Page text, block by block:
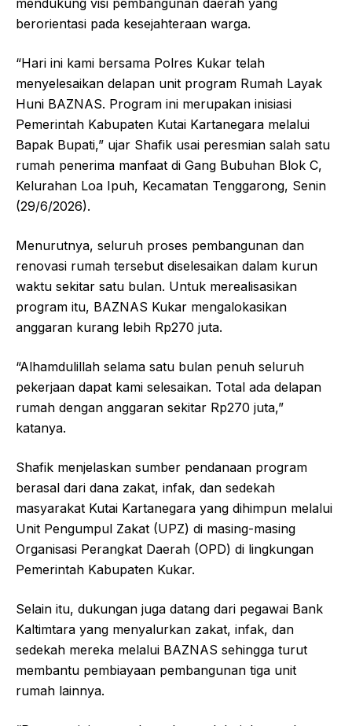
berorientasi pada kesejahteraan warga.
“Hari ini kami bersama Polres Kukar telah
menyelesaikan delapan unit program Rumah Layak
Huni BAZNAS. Program ini merupakan inisiasi
Pemerintah Kabupaten Kutai Kartanegara melalui
Bapak Bupati,” ujar Shafik usai peresmian salah satu
rumah penerima manfaat di Gang Bubuhan Blok C,
Kelurahan Loa Ipuh, Kecamatan Tenggarong, Senin
(29/6/2026).
Menurutnya, seluruh proses pembangunan dan
renovasi rumah tersebut diselesaikan dalam kurun
waktu sekitar satu bulan. Untuk merealisasikan
program itu, BAZNAS Kukar mengalokasikan
anggaran kurang lebih Rp270 juta.
“Alhamdulillah selama satu bulan penuh seluruh
pekerjaan dapat kami selesaikan. Total ada delapan
rumah dengan anggaran sekitar Rp270 juta,”
katanya.
Shafik menjelaskan sumber pendanaan program
berasal dari dana zakat, infak, dan sedekah
masyarakat Kutai Kartanegara yang dihimpun melalui
Unit Pengumpul Zakat (UPZ) di masing-masing
Organisasi Perangkat Daerah (OPD) di lingkungan
Pemerintah Kabupaten Kukar.
Selain itu, dukungan juga datang dari pegawai Bank
Kaltimtara yang menyalurkan zakat, infak, dan
sedekah mereka melalui BAZNAS sehingga turut
membantu pembiayaan pembangunan tiga unit
rumah lainnya.